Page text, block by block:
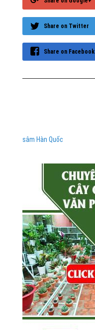
Share on Twitter
Share on Facebook
sâm Hàn Quốc